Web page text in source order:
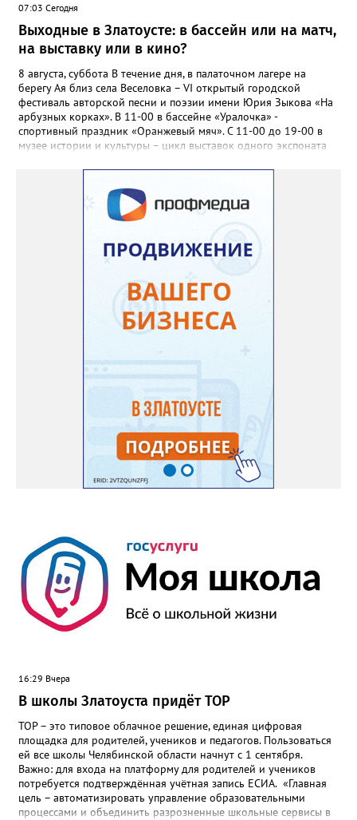
региональный топливный штаб был создан в конце июня. 18
июля после очередного заседания губернатор Алексей Текслер
поручил увеличить количество бензовозов, вывести на самые
загруженные АЗС полицейские патрули, контролировать запасы
бензина и объёмы его продаж, а также обеспечить
бесперебойное снабжение горючим пожарных, скорых и
общественного транспорта.
07:03 Сегодня
Выходные в Златоусте: в бассейн или на матч,
на выставку или в кино?
8 августа, суббота В течение дня, в палаточном лагере на
берегу Ая близ села Веселовка – VI открытый городской
фестиваль авторской песни и поэзии имени Юрия Зыкова «На
арбузных корках». В 11-00 в бассейне «Уралочка» -
спортивный праздник «Оранжевый мяч». С 11-00 до 19-00 в
музее истории и культуры – цикл выставок одного экспоната
мастерство». В 11-00 в ДОЛ «Горный», «Металлург», «Лесная
сказка» - спортивный праздник «День физкультурника». В 14-
00 на стадионе «Металлург» - первенство Челябинской области
по футболу среди юношей до 13 лет. 9 августа, воскресенье С
10-00 до 17-30 в музее истории и культуры – выставки
«Уральский эскадрон», «Златоуст – город трудовой доблести»,
цикл выставок одного экспоната «Артефакт из прошлого»:
«Русский кремниевый кавалерийский пистолет образца 1839
года». В течение дня, в палаточном лагере на берегу Ая близ
села Веселовка – VI открытый городской фестиваль авторской
песни и поэзии имени Юрия Зыкова «На арбузных корках». В
11-00 в ДОЛ «Горный», «Металлург», «Лесная сказка» -
спортивный праздник «День физкультурника». С 11-00 до 19-
00 в библиотеке «Окна» - книжная выставка «Дачные
истории». В кинотеатрах города, по расписанию сеансов –
премьеры недели: «Старый орёл» (12+), «За любовь» (16+),
«Всё, что мы потеряли» (18+). По «Пушкинской карте»: «Мой
дикий друг. Возвращение домой» (6+), «На деревню
дедушке-2» (6+), «Старый орёл» (12+). Обсуждение новости
здесь ВКОНТАКТЕ https://vk.com/newszlatoust74
16:29 Вчера
В школы Златоуста придёт ТОР
ТОР – это типовое облачное решение, единая цифровая
площадка для родителей, учеников и педагогов. Пользоваться
ей все школы Челябинской области начнут с 1 сентября.
Важно: для входа на платформу для родителей и учеников
потребуется подтверждённая учётная запись ЕСИА. «Главная
цель – автоматизировать управление образовательными
процессами и объединить разрозненные школьные сервисы в